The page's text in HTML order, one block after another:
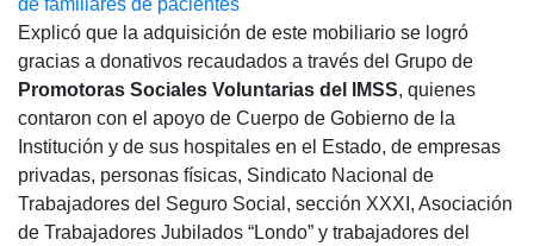
Explicó que la adquisición de este mobiliario se logró
gracias a donativos recaudados a través del Grupo de
Promotoras Sociales Voluntarias del IMSS, quienes
contaron con el apoyo de Cuerpo de Gobierno de la
Institución y de sus hospitales en el Estado, de empresas
privadas, personas físicas, Sindicato Nacional de
Trabajadores del Seguro Social, sección XXXI, Asociación
de Trabajadores Jubilados “Londo” y trabajadores del